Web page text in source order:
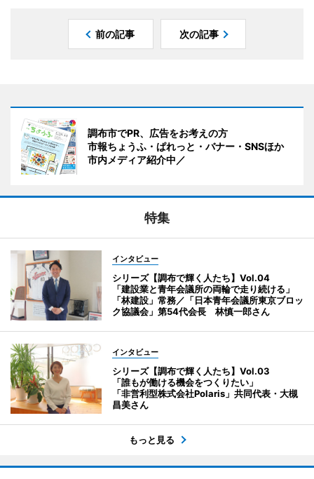
前の記事 次の記事
調布市でPR、広告をお考えの方
市報ちょうふ・ぱれっと・バナー・SNSほか
市内メディア紹介中／
特集
インタビュー
シリーズ【調布で輝く人たち】Vol.04
「建設業と青年会議所の両輪で走り続ける」
「林建設」常務／「日本青年会議所東京ブロッ
ク協議会」第54代会長 林慎一郎さん
インタビュー
シリーズ【調布で輝く人たち】Vol.03
「誰もが働ける機会をつくりたい」
「非営利型株式会社Polaris」共同代表・大槻
昌美さん
もっと見る